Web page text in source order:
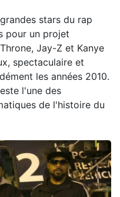
stars du rap
pour un projet
Jay-Z et Kanye
spectaculaire et
les années 2010.
l'une des
de l'histoire du